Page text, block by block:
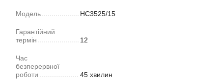
Модель HC3525/15
Гарантійний
термін
12
Час
безперервної
роботи
45 хвилин